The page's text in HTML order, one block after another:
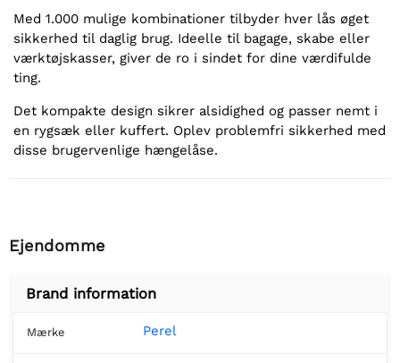
Med 1.000 mulige kombinationer tilbyder hver lås øget
sikkerhed til daglig brug. Ideelle til bagage, skabe eller
værktøjskasser, giver de ro i sindet for dine værdifulde
ting.
Det kompakte design sikrer alsidighed og passer nemt i
en rygsæk eller kuffert. Oplev problemfri sikkerhed med
disse brugervenlige hængelåse.
Ejendomme
Brand information
Mærke Perel